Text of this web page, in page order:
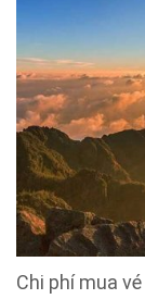
Chi phí mua